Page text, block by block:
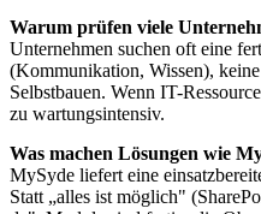
Warum prüfen viele
Unternehmen suchen oft eine
(Kommunikation, Wissen),
Selbstbauen. Wenn IT-
zu wartungsintensiv.
Was machen Lösungen wie
MySyde liefert eine
Statt „alles ist möglich"